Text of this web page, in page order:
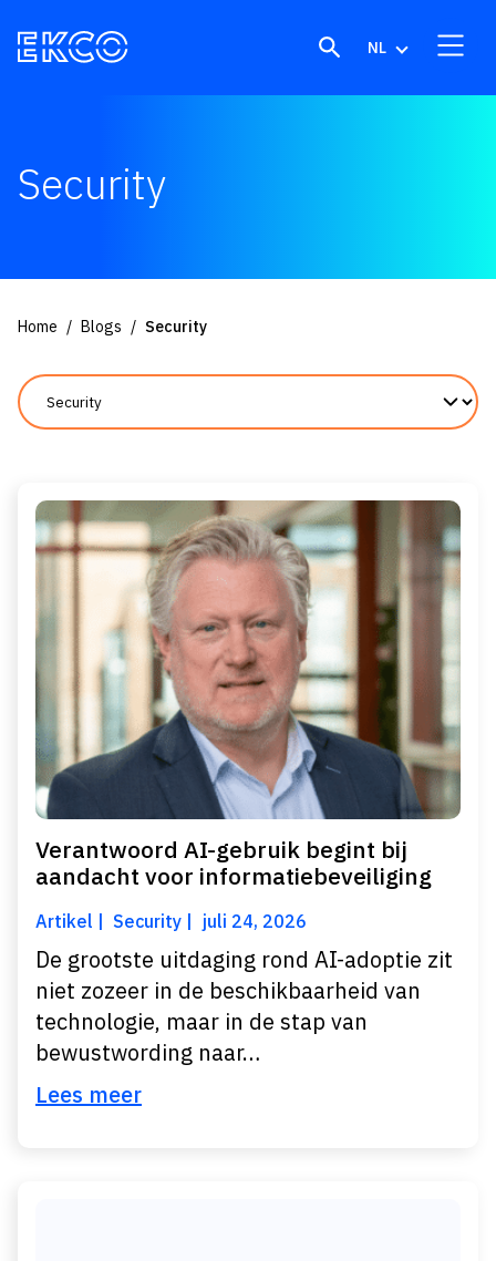
NL
Security
Home Blogs Security
Verantwoord AI-gebruik begint bij
aandacht voor informatiebeveiliging
Artikel Security juli 24, 2026
De grootste uitdaging rond AI-adoptie zit
niet zozeer in de beschikbaarheid van
technologie, maar in de stap van
bewustwording naar…
Lees meer